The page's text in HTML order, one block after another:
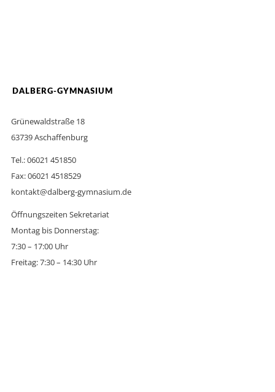
DALBERG-GYMNASIUM
Grünewaldstraße 18
63739 Aschaffenburg
Tel.: 06021 451850
Fax: 06021 4518529
kontakt@dalberg-gymnasium.de
Öffnungszeiten Sekretariat
Montag bis Donnerstag:
7:30 – 17:00 Uhr
Freitag: 7:30 – 14:30 Uhr